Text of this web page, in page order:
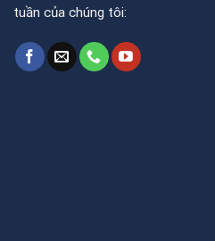
tuần của chúng tôi: